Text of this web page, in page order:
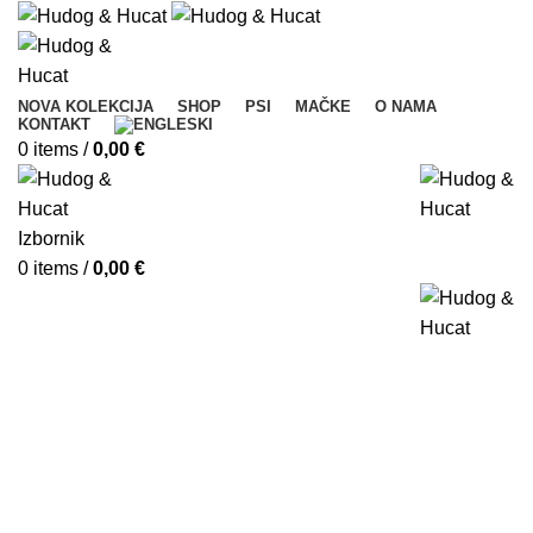
NOVA KOLEKCIJA SHOP PSI MAČKE
O NAMA
KONTAKT
0 items / 0,00 €
Izbornik
0 items / 0,00 €